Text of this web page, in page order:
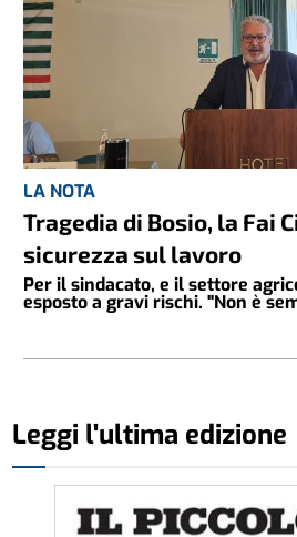
LA NOTA
Tragedia di Bosio, la Fai
sicurezza sul lavoro
Per il sindacato, e il settore
esposto a gravi rischi. "Non è
Leggi l'ultima edizione